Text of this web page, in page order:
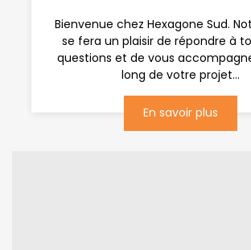
Bienvenue chez Hexagone Sud.
se fera un plaisir de répondre à
questions et de vous
long de votre projet...
En savoir plus